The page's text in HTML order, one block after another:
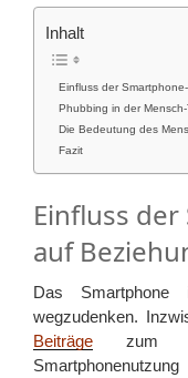
Inhalt
Einfluss der
Phubbing in der
Die Bedeutung des
Fazit
Einfluss
auf
Das
wegzudenken.
Beiträge zum